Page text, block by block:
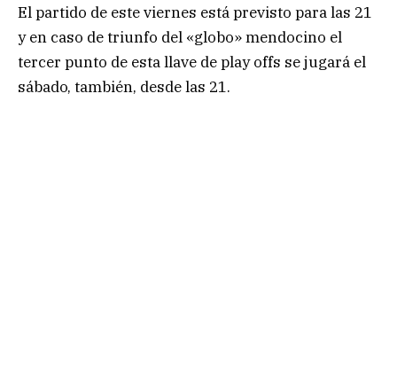
El partido de este viernes está previsto para las 21
y en caso de triunfo del «globo» mendocino el
tercer punto de esta llave de play offs se jugará el
sábado, también, desde las 21.